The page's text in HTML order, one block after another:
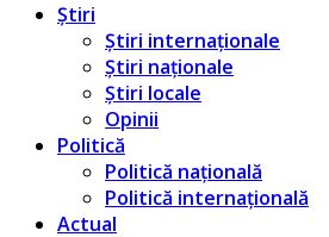
Știri
Știri internaționale
Știri naționale
Știri locale
Opinii
Politică
Politică națională
Politică internațională
Actual